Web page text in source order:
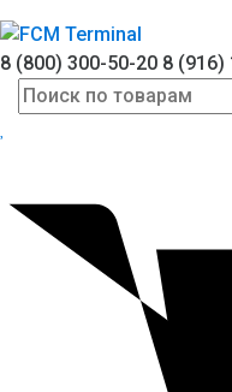
8 (800) 300-50-20 8 (916)